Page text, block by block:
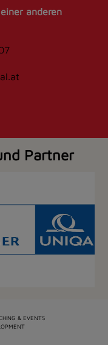
anderen
Partner
& EVENTS